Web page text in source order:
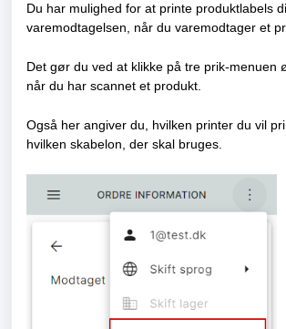
Du har mulighed for at printe produktlabels
varemodtagelsen, når du varemodtager et
Det gør du ved at klikke på tre prik-menuen
når du har scannet et produkt.
Også her angiver du, hvilken printer du vil
hvilken skabelon, der skal bruges.